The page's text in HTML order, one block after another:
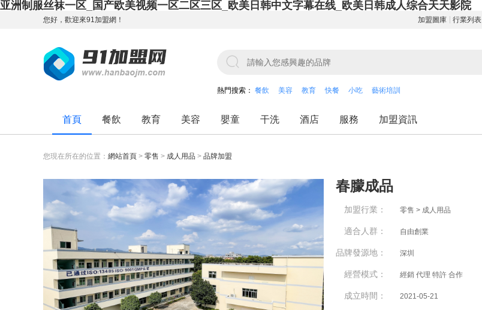
亚洲制服丝袜一区_国产欧美视频一区二区三区_欧美日韩中文字幕在线_欧美日韩成人综合天天影院
您好，歡迎來91加盟網！ 加盟圖庫 行業列表
熱門搜索： 餐飲 美容 教育 快餐 小吃 藝術培訓
首頁 餐飲 教育 美容 嬰童 干洗 酒店 服務 加盟資訊
您現在所在的位置： 網站首頁 > 零售 > 成人用品 > 品牌加盟
春朦成品
加盟行業： 零售 > 成人用品
適合人群： 自由創業
品牌發源地： 深圳
經營模式： 經銷 代理 特許 合作
成立時間： 2021-05-21